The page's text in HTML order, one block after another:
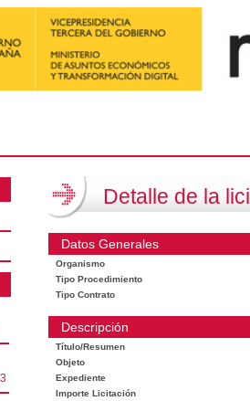
Detalle de la
Datos Generales
Organismo
Tipo Procedimiento
Tipo Contrato
Descripción
Título/Resumen
Objeto
Expediente
Importe Licitación